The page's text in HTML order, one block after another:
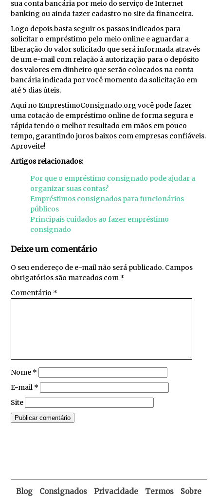
sua conta bancária por meio do serviço de Internet
banking ou ainda fazer cadastro no site da financeira.
Logo depois basta seguir os passos indicados para
solicitar o empréstimo pelo meio online e aguardar a
liberação do valor solicitado que será informada através
de um e-mail com relação à autorização para o depósito
dos valores em dinheiro que serão colocados na conta
bancária indicada por você momento da solicitação em
até 5 dias úteis.
Aqui no EmprestimoConsignado.org você pode fazer
uma cotação de empréstimo online de forma segura e
rápida tendo o melhor resultado em mãos em pouco
tempo, garantindo juros baixos com empresas confiáveis.
Aproveite!
Artigos relacionados:
Por que o empréstimo consignado pode ajudar a
organizar suas contas?
Empréstimos consignados para funcionários
públicos
Principais cuidados ao fazer empréstimo
consignado
Deixe um comentário
O seu endereço de e-mail não será publicado. Campos
obrigatórios são marcados com *
Comentário *
Nome *
E-mail *
Site
Blog Consignados Privacidade Termos Sobre